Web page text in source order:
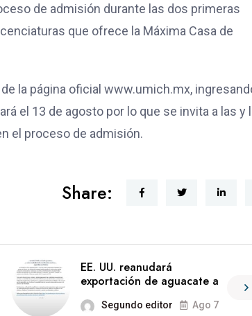
de admisión durante las dos primeras
que ofrece la Máxima Casa de
la página oficial www.umich.mx,
el 13 de agosto por lo que se invita a las y
el proceso de admisión.
Share:
EE. UU. reanudará
exportación de aguacate a
Segundo editor Ago 7